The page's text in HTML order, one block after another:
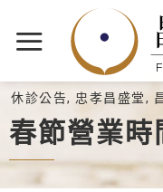
休診公告, 忠孝昌盛堂,
春節營業時